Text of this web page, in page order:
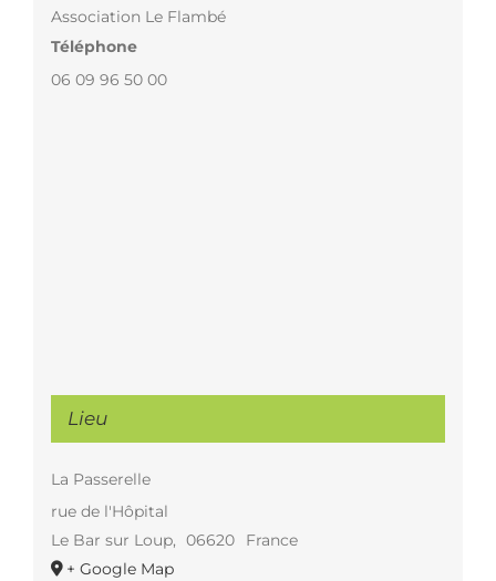
Association Le Flambé
Téléphone
06 09 96 50 00
Lieu
La Passerelle
rue de l'Hôpital
Le Bar sur Loup, 06620
France
+ Google Map